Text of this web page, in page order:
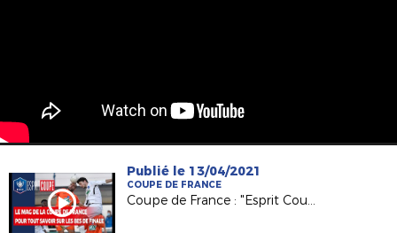
Publié le 13/04/2021
COUPE DE FRANCE
Coupe de France : "Esprit Coupe", zoom sur les 8es de finale !